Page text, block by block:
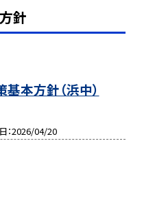
針
本方針（浜中）
2026/04/20